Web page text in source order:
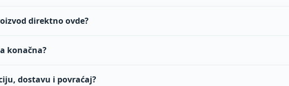
direktno ovde?
konačna?
dostavu i povraćaj?